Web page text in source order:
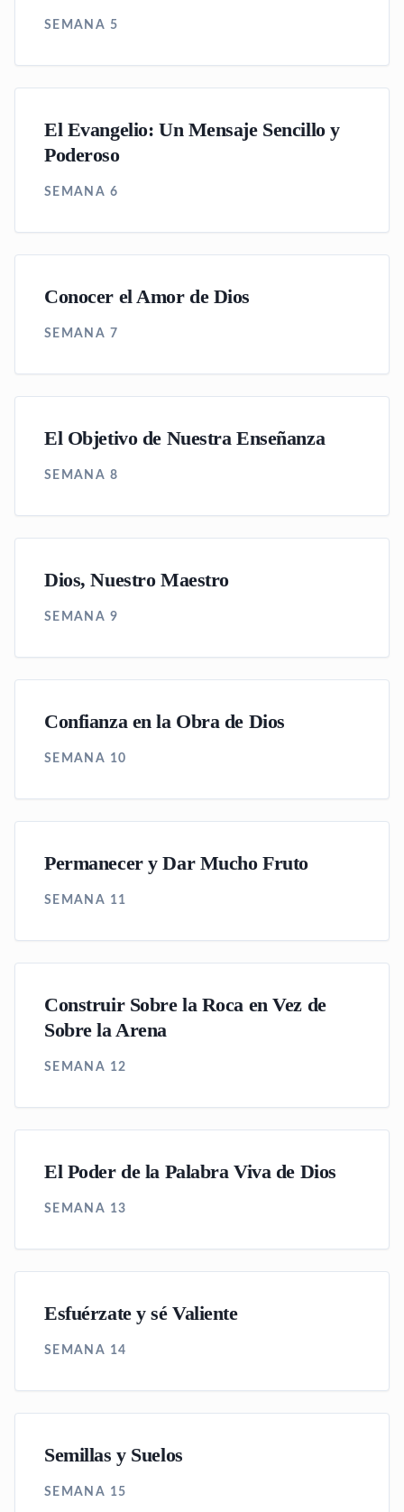
SEMANA 5
El Evangelio: Un Mensaje Sencillo y
Poderoso
SEMANA 6
Conocer el Amor de Dios
SEMANA 7
El Objetivo de Nuestra Enseñanza
SEMANA 8
Dios, Nuestro Maestro
SEMANA 9
Confianza en la Obra de Dios
SEMANA 10
Permanecer y Dar Mucho Fruto
SEMANA 11
Construir Sobre la Roca en Vez de
Sobre la Arena
SEMANA 12
El Poder de la Palabra Viva de Dios
SEMANA 13
Esfuérzate y sé Valiente
SEMANA 14
Semillas y Suelos
SEMANA 15